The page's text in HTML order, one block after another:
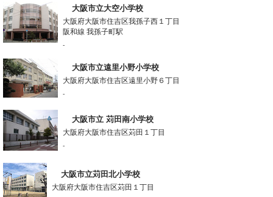
大阪市立大空小学校
大阪府大阪市住吉区我孫子西１丁目
阪和線 我孫子町駅
-
大阪市立遠里小野小学校
大阪府大阪市住吉区遠里小野６丁目
-
大阪市立 苅田南小学校
大阪府大阪市住吉区苅田１丁目
-
大阪市立苅田北小学校
大阪府大阪市住吉区苅田１丁目